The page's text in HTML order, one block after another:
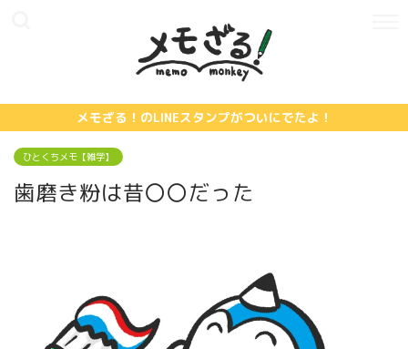
メモざる！のLINEスタンプがついにでたよ！
ひとくちメモ【雑学】
歯磨き粉は昔〇〇だった